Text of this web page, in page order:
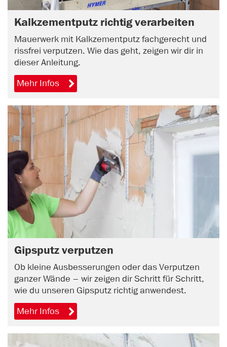
Kalkzementputz richtig verarbeiten
Mauerwerk mit Kalkzementputz fachgerecht und
rissfrei verputzen. Wie das geht, zeigen wir dir in
dieser Anleitung.
Mehr Infos
Gipsputz verputzen
Ob kleine Ausbesserungen oder das Verputzen
ganzer Wände – wir zeigen dir Schritt für Schritt,
wie du unseren Gipsputz richtig anwendest.
Mehr Infos